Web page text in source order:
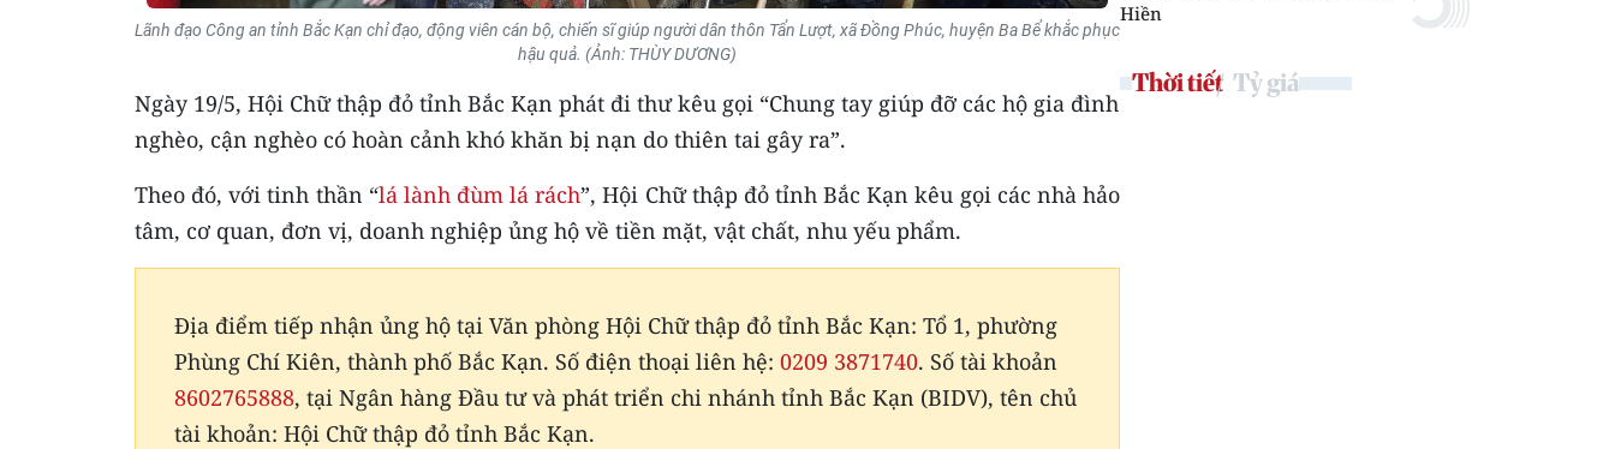
Lãnh đạo Công an tỉnh Bắc Kạn chỉ đạo, động viên cán bộ, chiến sĩ giúp người dân thôn Tẩn Lượt, xã Đồng Phúc, huyện Ba Bể khắc phục
hậu quả. (Ảnh: THÙY DƯƠNG)
Ngày 19/5, Hội Chữ thập đỏ tỉnh Bắc Kạn phát đi thư kêu gọi “Chung tay giúp đỡ các hộ gia đình
nghèo, cận nghèo có hoàn cảnh khó khăn bị nạn do thiên tai gây ra”.
Theo đó, với tinh thần “lá lành đùm lá rách”, Hội Chữ thập đỏ tỉnh Bắc Kạn kêu gọi các nhà hảo
tâm, cơ quan, đơn vị, doanh nghiệp ủng hộ về tiền mặt, vật chất, nhu yếu phẩm.
Địa điểm tiếp nhận ủng hộ tại Văn phòng Hội Chữ thập đỏ tỉnh Bắc Kạn: Tổ 1, phường
Phùng Chí Kiên, thành phố Bắc Kạn. Số điện thoại liên hệ: 0209 3871740. Số tài khoản
8602765888, tại Ngân hàng Đầu tư và phát triển chi nhánh tỉnh Bắc Kạn (BIDV), tên chủ
tài khoản: Hội Chữ thập đỏ tỉnh Bắc Kạn.
Hiền
Thời tiết Tỷ giá